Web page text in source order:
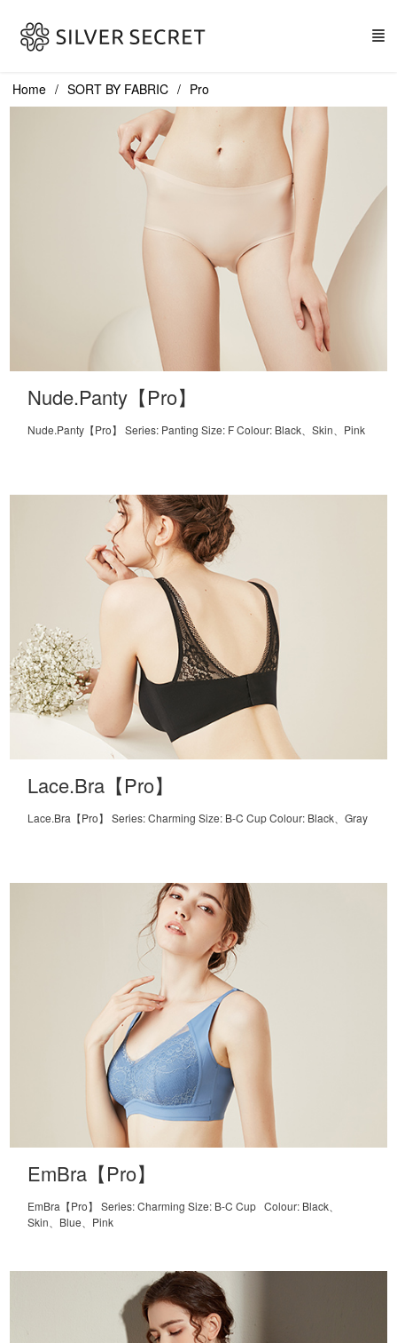
Home SORT BY FABRIC Pro
Nude.Panty【Pro】
Nude.Panty【Pro】 Series: Panting Size: F Colour: Black、Skin、Pink
Lace.Bra【Pro】
Lace.Bra【Pro】 Series: Charming Size: B-C Cup Colour: Black、Gray
EmBra【Pro】
EmBra【Pro】 Series: Charming Size: B-C Cup Colour: Black、
Skin、Blue、Pink